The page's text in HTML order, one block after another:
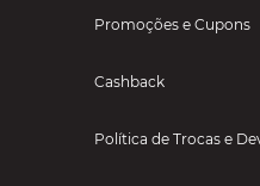
Promoções e Cupons
Cashback
Política de Trocas e